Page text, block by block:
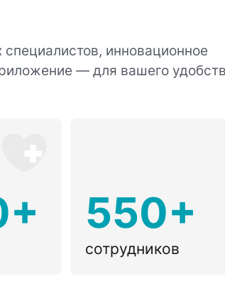
инновационное
— для вашего
550+
сотрудников